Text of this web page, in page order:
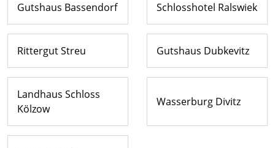
Gutshaus Bassendorf Schlosshotel Ralswiek
Rittergut Streu Gutshaus Dubkevitz
Landhaus Schloss
Kölzow
Wasserburg Divitz